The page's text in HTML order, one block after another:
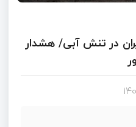
در تنش آبی/ هشدار